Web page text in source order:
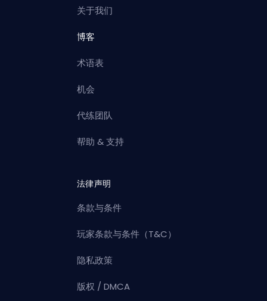
关于我们
博客
术语表
机会
代练团队
帮助 & 支持
法律声明
条款与条件
玩家条款与条件（T&C）
隐私政策
版权 / DMCA